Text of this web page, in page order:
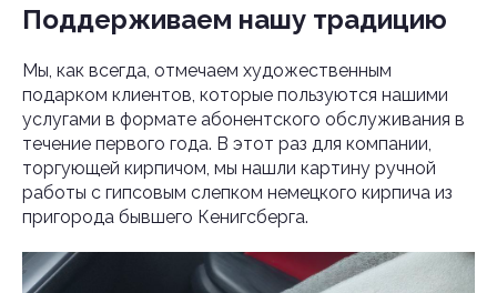
Поддерживаем нашу традицию
Мы, как всегда, отмечаем художественным
подарком клиентов, которые пользуются нашими
услугами в формате абонентского обслуживания в
течение первого года. В этот раз для компании,
торгующей кирпичом, мы нашли картину ручной
работы с гипсовым слепком немецкого кирпича из
пригорода бывшего Кенигсберга.